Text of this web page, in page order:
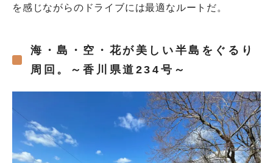
を感じながらのドライブには最適なルートだ。
海・島・空・花が美しい半島をぐるり
周回。～香川県道234号～